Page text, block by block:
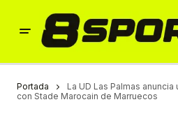
Portada
La UD Las Palmas
con Stade Marocain de Marruecos